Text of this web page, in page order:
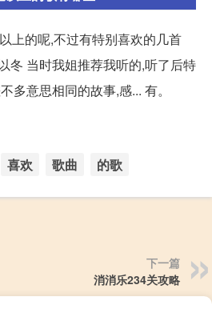
上的呢,不过有特别喜欢的几首
冬 当时我姐推荐我听的,听了后特
多意思相同的故事,感... 有。
喜欢 歌曲 的歌
下一篇
消消乐234关攻略